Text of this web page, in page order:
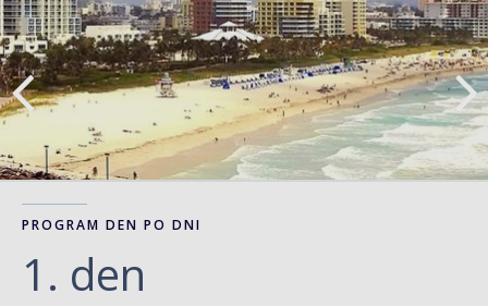
PROGRAM DEN PO DNI
1. den